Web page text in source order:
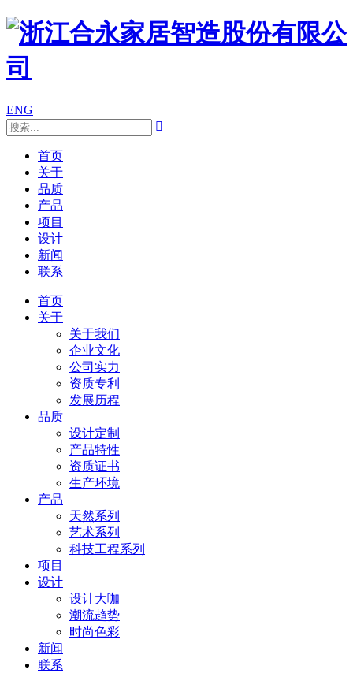
ENG

首页
关于
品质
产品
项目
设计
新闻
联系
首页
关于
关于我们
企业文化
公司实力
资质专利
发展历程
品质
设计定制
产品特性
资质证书
生产环境
产品
天然系列
艺术系列
科技工程系列
项目
设计
设计大咖
潮流趋势
时尚色彩
新闻
联系